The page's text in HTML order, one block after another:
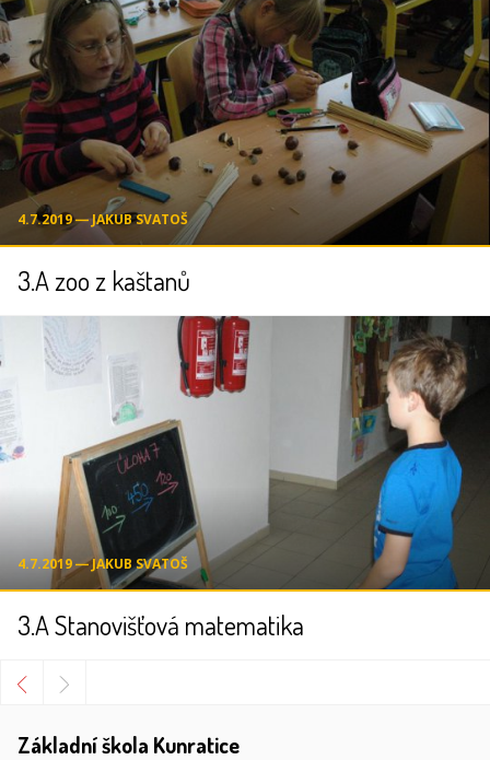
4.7.2019 ― JAKUB SVATOŠ
3.A zoo z kaštanů
4.7.2019 ― JAKUB SVATOŠ
3.A Stanovišťová matematika
Základní škola Kunratice